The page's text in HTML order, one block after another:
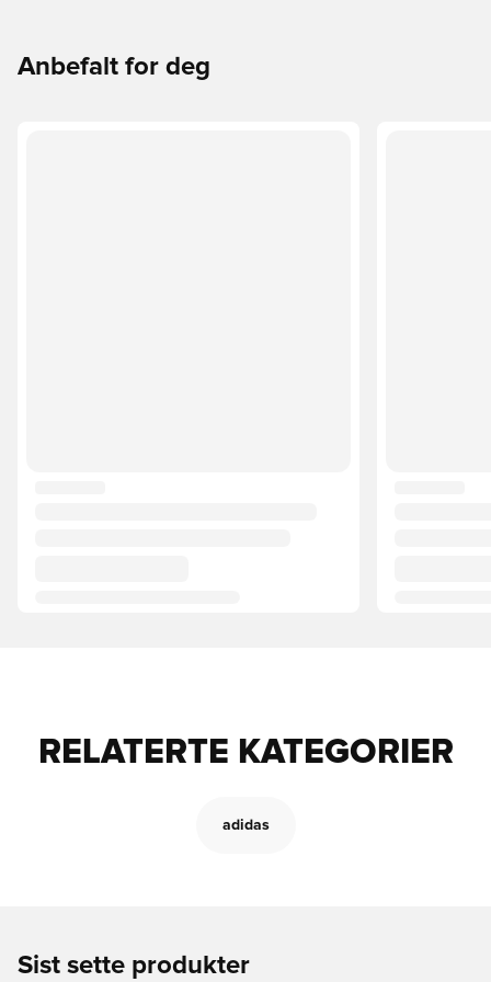
Anbefalt for deg
RELATERTE KATEGORIER
adidas
Sist sette produkter